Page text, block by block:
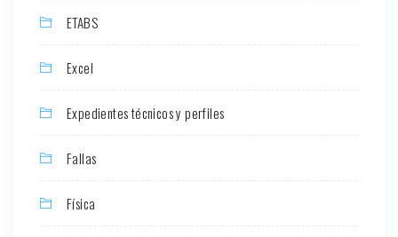
ETABS
Excel
Expedientes técnicos y perfiles
Fallas
Física